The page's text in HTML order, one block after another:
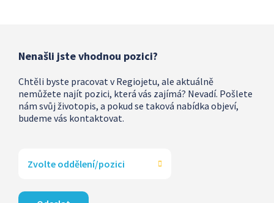
Nenašli jste vhodnou pozici?
Chtěli byste pracovat v Regiojetu, ale aktuálně
nemůžete najít pozici, která vás zajímá? Nevadí. Pošlete
nám svůj životopis, a pokud se taková nabídka objeví,
budeme vás kontaktovat.
Zvolte oddělení/pozici